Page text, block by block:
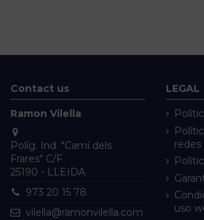
Contact us
Ramon Vilella
Políg. Ind. "Camí dels
Frares" C/F
25190 - LLEIDA
973 20 15 78
vilella@ramonvilella.com
LEGAL
redes
uso